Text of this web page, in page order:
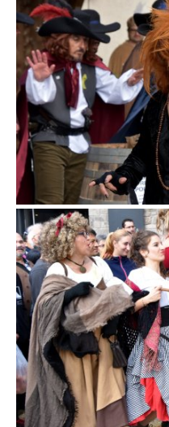
Fira d'en Rocaguinarda a Olost